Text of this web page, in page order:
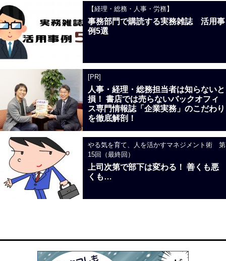
【経理・総務・人事・労務】
事務部門で購読する実務雑誌 活用事
例5選
[PR]
人事・経理・総務担当者は知らないと
損！ 書店では売らないバックオフィ
ス専門情報誌「企業実務」のこだわり
を徹底解剖！
やる気を育て、人を活かすマネジメント術 第
15回（最終回）
上司次第で部下は変わる！ 善くも悪
くも…